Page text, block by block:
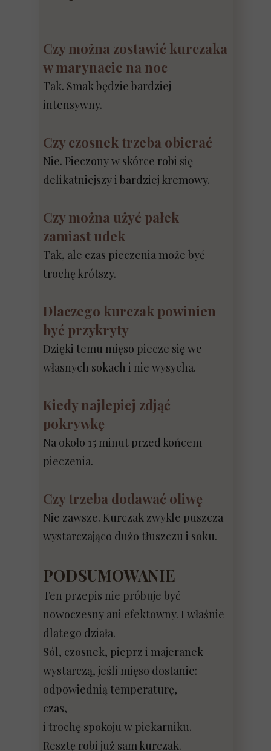
Czy można zostawić kurczaka
w marynacie na noc
Tak. Smak będzie bardziej
intensywny.
Czy czosnek trzeba obierać
Nie. Pieczony w skórce robi się
delikatniejszy i bardziej kremowy.
Czy można użyć pałek
zamiast udek
Tak, ale czas pieczenia może być
trochę krótszy.
Dlaczego kurczak powinien
być przykryty
Dzięki temu mięso piecze się we
własnych sokach i nie wysycha.
Kiedy najlepiej zdjąć
pokrywkę
Na około 15 minut przed końcem
pieczenia.
Czy trzeba dodawać oliwę
Nie zawsze. Kurczak zwykle puszcza
wystarczająco dużo tłuszczu i soku.
PODSUMOWANIE
Ten przepis nie próbuje być
nowoczesny ani efektowny. I właśnie
dlatego działa.
Sól, czosnek, pieprz i majeranek
wystarczą, jeśli mięso dostanie:
odpowiednią temperaturę,
czas,
i trochę spokoju w piekarniku.
Resztę robi już sam kurczak.